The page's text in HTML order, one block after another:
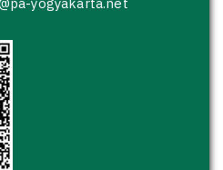
yogyakarta.net